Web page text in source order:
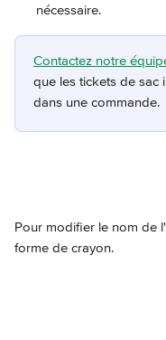
nécessaire.
Contactez notre
que les tickets de sac
dans une commande.
Pour modifier le nom de
forme de crayon.